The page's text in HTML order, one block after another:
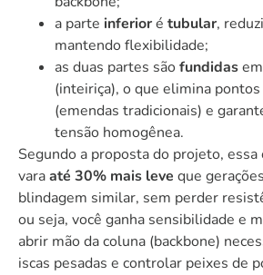
a parte inferioré tubular,
mantendo flexibilidade;
as duas partes sãofundidas
(inteiriça), o que elimina
(emendas tradicionais) e
tensão homogênea.
Segundo a proposta do projeto, essa
varaaté 30% mais leve que
blindagem similar, sem perder
ou seja, você ganha sensibilidade e
abrir mão da coluna (backbone)
iscas pesadas e controlar peixes de